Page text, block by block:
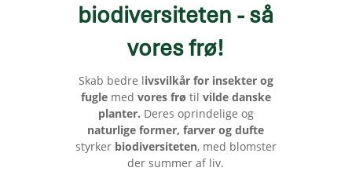
biodiversiteten - så
vores frø!
Skab bedre livsvilkår for insekter og
fuglemed vores frø til vilde danske
planter. Deres oprindelige og
naturlige former, farver og dufte
styrker biodiversiteten, med blomster
der summer af liv.